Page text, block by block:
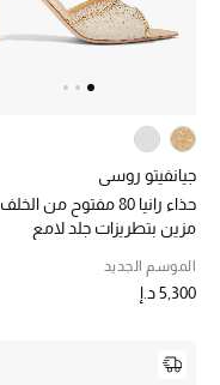
جيانفيتو روسي
حذاء رانيا 80 مفتوح من الخلف
مزين بتطريزات جلد لامع
الموسم الجديد
5,300 د.إ